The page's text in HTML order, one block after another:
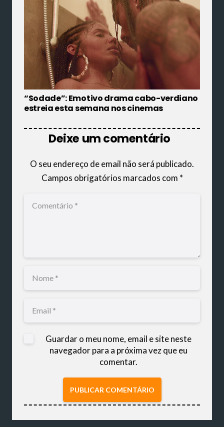
“Sodade”: Emotivo drama cabo-verdiano
estreia esta semana nos cinemas
Deixe um comentário
O seu endereço de email não será publicado.
Campos obrigatórios marcados com *
Guardar o meu nome, email e site neste
navegador para a próxima vez que eu
comentar.
PUBLICAR COMENTÁRIO